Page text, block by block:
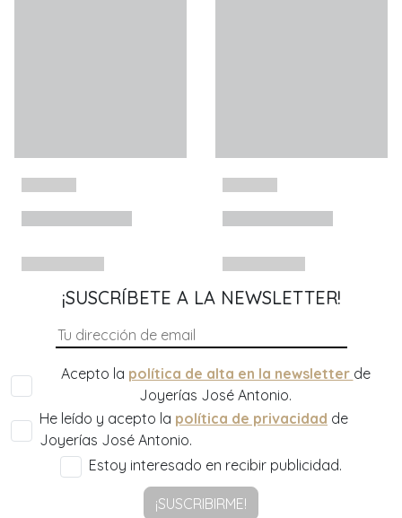
¡SUSCRÍBETE A LA NEWSLETTER!
Acepto la política de alta en la newsletter de
Joyerías José Antonio.
He leído y acepto la política de privacidad de
Joyerías José Antonio.
Estoy interesado en recibir publicidad.
¡SUSCRIBIRME!